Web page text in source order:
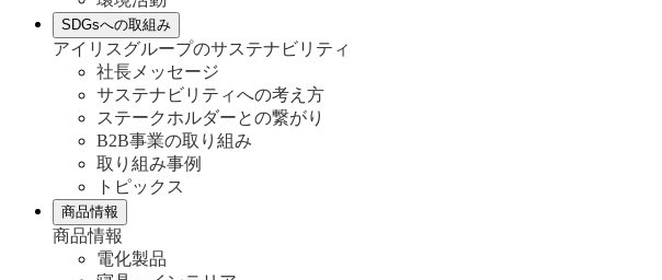
SDGsへの取組み
アイリスグループのサステナビリティ
社長メッセージ
サステナビリティへの考え方
ステークホルダーとの繋がり
B2B事業の取り組み
取り組み事例
トピックス
商品情報
商品情報
電化製品